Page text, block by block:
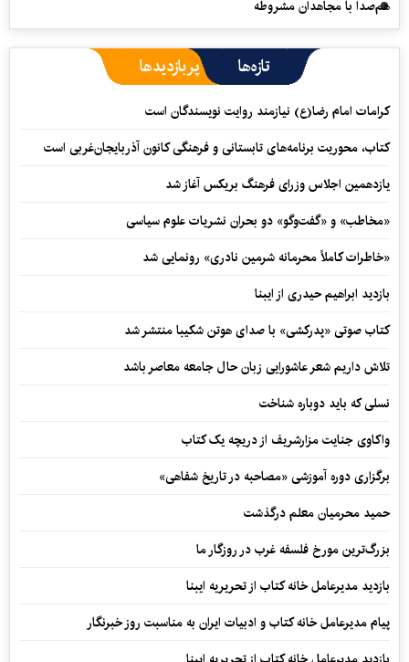
هم‌صدا با مجاهدان مشروطه
تازه‌ها پربازدیدها
کرامات امام رضا(ع) نیازمند روایت نویسندگان است
کتاب، محوریت برنامه‌های تابستانی و فرهنگی کانون آذربایجان‌غربی است
یازدهمین اجلاس وزرای فرهنگ بریکس آغاز شد
«مخاطب» و «گفت‌وگو» دو بحران نشریات علوم سیاسی
«خاطرات کاملاً محرمانه شرمین نادری» رونمایی شد
بازدید ابراهیم حیدری از ایبنا
کتاب صوتی «پدرکشی» با صدای هوتن شکیبا منتشر شد
تلاش داریم شعر عاشورایی زبان حال جامعه معاصر باشد
نسلی که باید دوباره شناخت
واکاوی جنایت مزارشریف از دریچه یک کتاب
برگزاری دوره آموزشی «مصاحبه در تاریخ شفاهی»
حمید محرمیان معلم درگذشت
بزرگ‌ترین مورخ فلسفه غرب در روزگار ما
بازدید مدیرعامل خانه کتاب از تحریریه ایبنا
پیام مدیرعامل خانه کتاب و ادبیات ایران به مناسبت روز خبرنگار